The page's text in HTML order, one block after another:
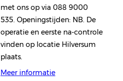
met ons op via 088 9000
535. Openingstijden: NB. De
operatie en eerste na-controle
vinden op locatie Hilversum
plaats.
Meer informatie